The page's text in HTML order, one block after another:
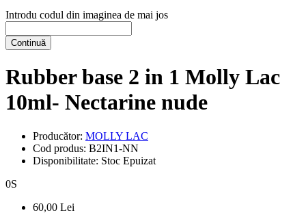
Introdu codul din imaginea de mai jos
Continuă
Rubber base 2 in 1 Molly Lac
10ml- Nectarine nude
Producător: MOLLY LAC
Cod produs: B2IN1-NN
Disponibilitate: Stoc Epuizat
0S
60,00 Lei